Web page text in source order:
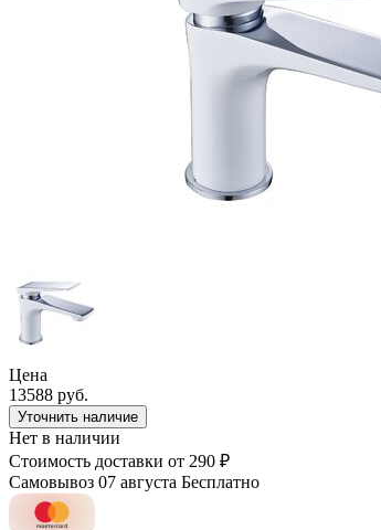
Цена
13588 руб.
Уточнить наличие
Нет в наличии
Стоимость доставки от 290 ₽
Самовывоз 07 августа Бесплатно